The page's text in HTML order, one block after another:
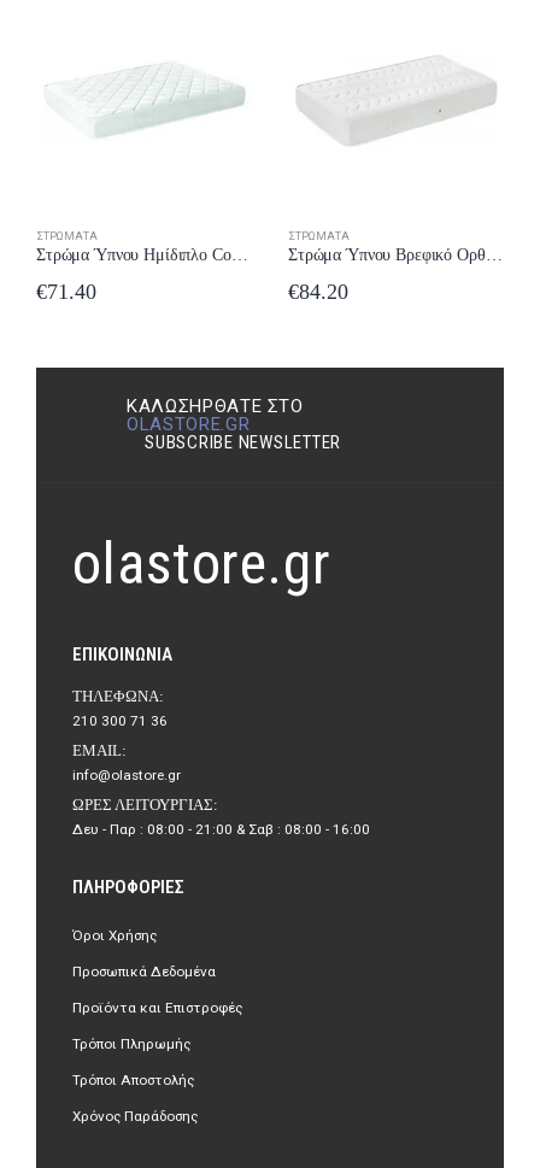
ΣΤΡΏΜΑΤΑ
Στρώμα Ύπνου Ημίδιπλο Comfort Strom Foam 101-110×190/200 έως 24 δόσεις
€71.40
ΣΤΡΏΜΑΤΑ
Στρώμα Ύπνου Βρεφικό Ορθοπεδικό Comfort Strom Baby Latex 61×70 έως 24 δόσεις
€84.20
ΚΑΛΩΣΉΡΘΑΤΕ ΣΤΟ
OLASTORE.GR
SUBSCRIBE NEWSLETTER
olastore.gr
ΕΠΙΚΟΙΝΩΝΊΑ
ΤΗΛΈΦΩΝΑ:
210 300 71 36
EMAIL:
info@olastore.gr
ΏΡΕΣ ΛΕΙΤΟΥΡΓΊΑΣ:
Δευ - Παρ : 08:00 - 21:00 & Σαβ : 08:00 - 16:00
ΠΛΗΡΟΦΟΡΊΕΣ
Όροι Χρήσης
Προσωπικά Δεδομένα
Προϊόντα και Επιστροφές
Τρόποι Πληρωμής
Τρόποι Αποστολής
Χρόνος Παράδοσης